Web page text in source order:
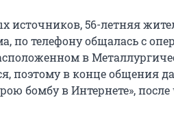
источников, 56-летняя
по телефону общалась с
в
поэтому в конце общения
бомбу в Интернете», после